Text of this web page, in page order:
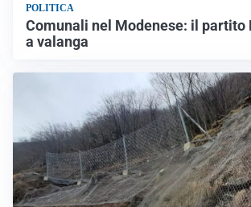
POLITICA
Comunali nel Modenese: il partito
a valanga